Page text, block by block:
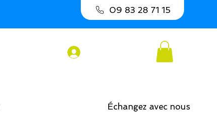
09 83 28 71 15
Échangez avec nous